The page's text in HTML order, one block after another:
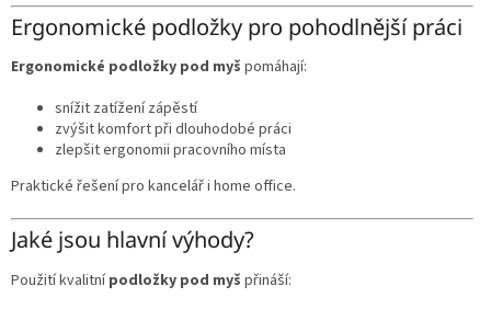
Ergonomické podložky pro pohodlnější práci
Ergonomické podložky pod myš pomáhají:
snížit zatížení zápěstí
zvýšit komfort při dlouhodobé práci
zlepšit ergonomii pracovního místa
Praktické řešení pro kancelář i home office.
Jaké jsou hlavní výhody?
Použití kvalitnípodložky pod myš přináší: